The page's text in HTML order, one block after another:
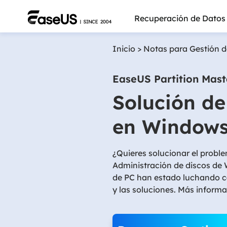
Recuperación de Datos
Más
Inicio > Notas para Gestión
EaseUS Partition
Solución
en
¿Quieres solucionar el
Administración de discos de
de PC han estado luchando
y las soluciones. Más